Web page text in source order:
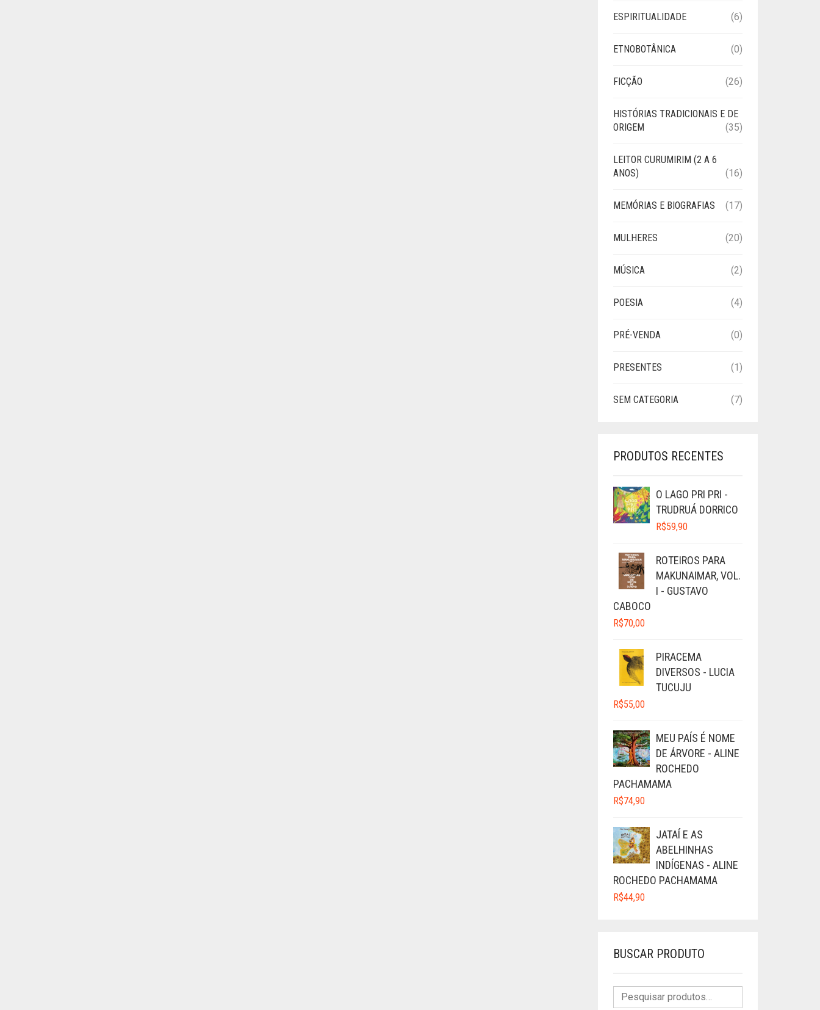
ESPIRITUALIDADE (6)
ETNOBOTÂNICA (0)
FICÇÃO (26)
HISTÓRIAS TRADICIONAIS E DE
ORIGEM
(35)
LEITOR CURUMIRIM (2 A 6
ANOS)
(16)
MEMÓRIAS E BIOGRAFIAS (17)
MULHERES (20)
MÚSICA (2)
POESIA (4)
PRÉ-VENDA (0)
PRESENTES (1)
SEM CATEGORIA (7)
PRODUTOS RECENTES
O LAGO PRI PRI -
TRUDRUÁ DORRICO
R$59,90
ROTEIROS PARA
MAKUNAIMAR, VOL.
I - GUSTAVO
CABOCO
R$70,00
PIRACEMA
DIVERSOS - LUCIA
TUCUJU
R$55,00
MEU PAÍS É NOME
DE ÁRVORE - ALINE
ROCHEDO
PACHAMAMA
R$74,90
JATAÍ E AS
ABELHINHAS
INDÍGENAS - ALINE
ROCHEDO PACHAMAMA
R$44,90
BUSCAR PRODUTO